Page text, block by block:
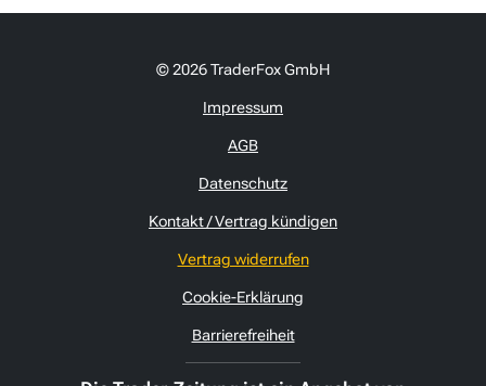
© 2026 TraderFox GmbH
Impressum
AGB
Datenschutz
Kontakt / Vertrag kündigen
Vertrag widerrufen
Cookie-Erklärung
Barrierefreiheit